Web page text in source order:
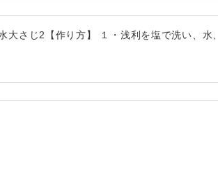
さじ2【作り方】 １・浅利を塩で洗い、水